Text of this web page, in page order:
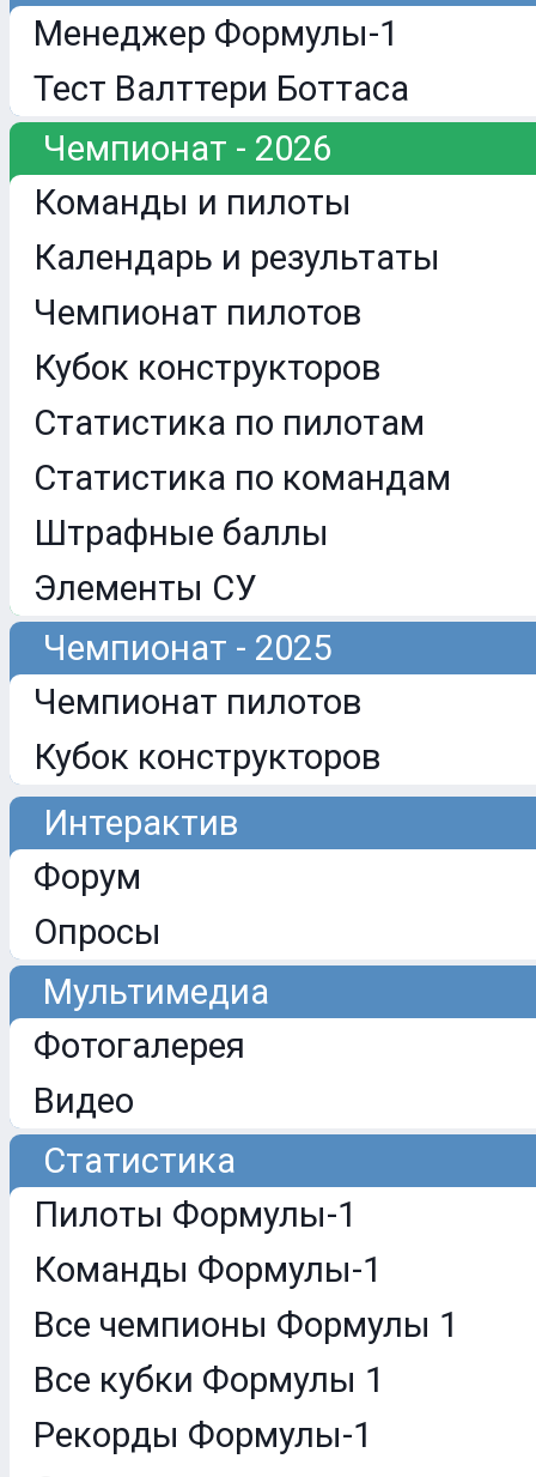
Менеджер Формулы-1
Тест Валттери Боттаса
Чемпионат - 2026
Команды и пилоты
Календарь и результаты
Чемпионат пилотов
Кубок конструкторов
Статистика по пилотам
Статистика по командам
Штрафные баллы
Элементы СУ
Чемпионат - 2025
Чемпионат пилотов
Кубок конструкторов
Интерактив
Форум
Опросы
Мультимедиа
Фотогалерея
Видео
Статистика
Пилоты Формулы-1
Команды Формулы-1
Все чемпионы Формулы 1
Все кубки Формулы 1
Рекорды Формулы-1